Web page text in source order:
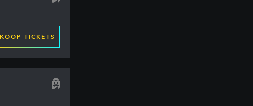
KOOP TICKETS